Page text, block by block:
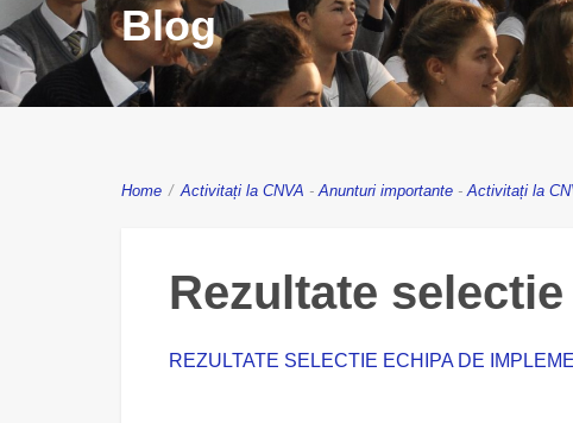
Blog
Home / Activitați la CNVA -Anunturi importante -Activitați la
Rezultate
REZULTATE SELECTIE ECHIPA DE